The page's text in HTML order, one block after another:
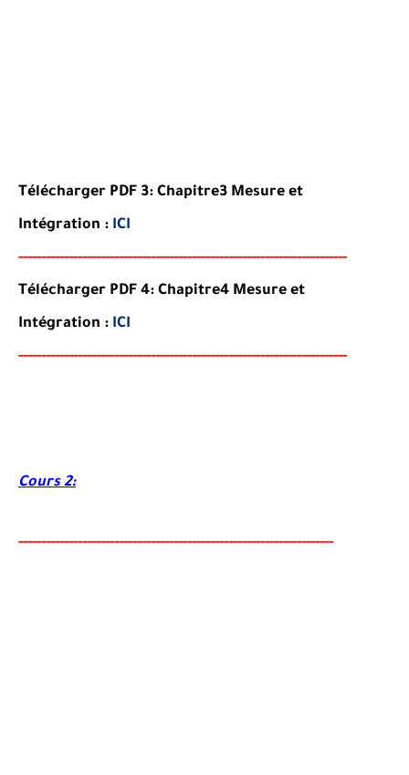
Télécharger PDF 3: Chapitre3 Mesure et
Intégration : ICI
------------------------------------------------------------------------
Télécharger PDF 4: Chapitre4 Mesure et
Intégration : ICI
------------------------------------------------------------------------
Cours 2:
---------------------------------------------------------------------